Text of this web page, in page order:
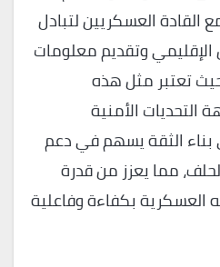
القادة العسكريين لتبادل
الإقليمي وتقديم معلومات
تعتبر مثل هذه
التحديات الأمنية
بناء الثقة يسهم في دعم
مما يعزز من قدرة
العسكرية بكفاءة وفاعلية